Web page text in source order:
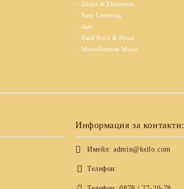
Dance & Electronic
Easy Listening
Jazz
Hard Rock & Metal
Miscellaneous Music
Информация за контакти:
Имейл: admin@ksilo.com
Телефон: